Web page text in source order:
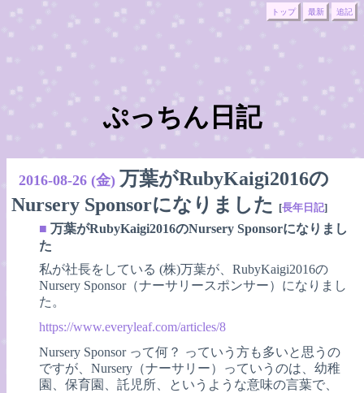
トップ 最新 追記
ぷっちん日記
2016-08-26 (金) 万葉がRubyKaigi2016の
Nursery Sponsorになりました
[長年日記]
■ 万葉がRubyKaigi2016のNursery Sponsorになりまし
た
私が社長をしている (株)万葉が、RubyKaigi2016の
Nursery Sponsor（ナーサリースポンサー）になりまし
た。
https://www.everyleaf.com/articles/8
Nursery Sponsor って何？ っていう方も多いと思うの
ですが、Nursery（ナーサリー）っていうのは、幼稚
園、保育園、託児所、というような意味の言葉で、